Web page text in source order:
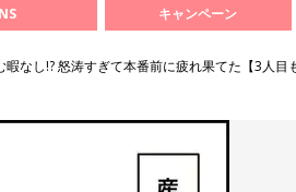
キャンペーン
なし!? 怒涛すぎて本番前に疲れ果てた【3人目